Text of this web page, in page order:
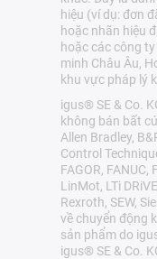
hiệu (ví dụ: đơn
hoặc nhãn hiệu
hoặc các công
minh Châu Âu,
khu vực pháp lý
igus® SE & Co.
không bán bất
Allen Bradley,
Control
FAGOR,
LinMot, LTi
Rexroth, SEW,
về chuyển động
sản phẩm do
igus® SE & Co.